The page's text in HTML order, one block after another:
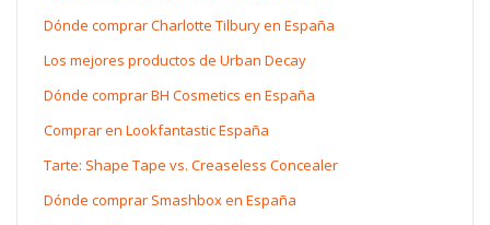
Dónde comprar Charlotte Tilbury en España
Los mejores productos de Urban Decay
Dónde comprar BH Cosmetics en España
Comprar en Lookfantastic España
Tarte: Shape Tape vs. Creaseless Concealer
Dónde comprar Smashbox en España